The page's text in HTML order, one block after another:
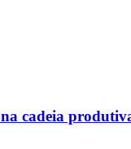
cadeia